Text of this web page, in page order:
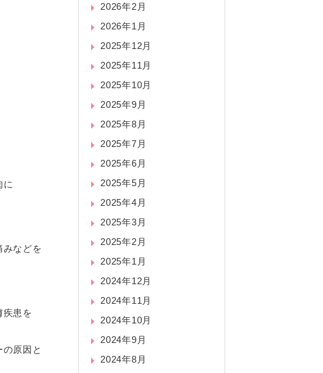
に
などを
患を
原因と
2026年2月
2026年1月
2025年12月
2025年11月
2025年10月
2025年9月
2025年8月
2025年7月
2025年6月
2025年5月
2025年4月
2025年3月
2025年2月
2025年1月
2024年12月
2024年11月
2024年10月
2024年9月
2024年8月